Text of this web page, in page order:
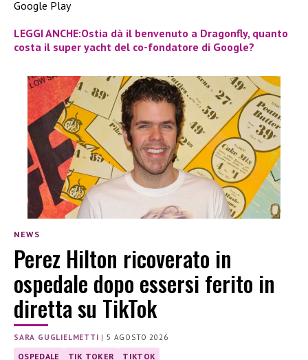
Google Play
LEGGI ANCHE:Ostia dà il benvenuto a Dragonfly, quanto
costa il super yacht del co-fondatore di Google?
NEWS
Perez Hilton ricoverato in
ospedale dopo essersi ferito in
diretta su TikTok
SARA GUGLIELMETTI |5 AGOSTO 2026
OSPEDALE TIK TOKER TIKTOK